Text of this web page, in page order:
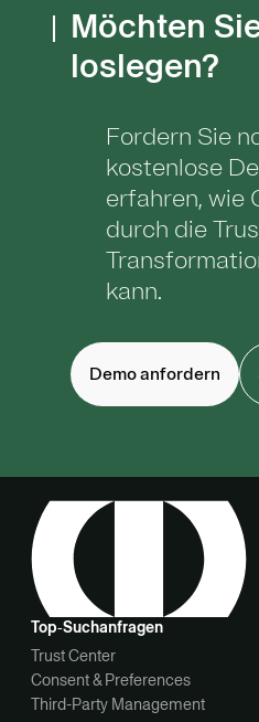
Möchten
loslegen?
Fordern Sie
kostenlose
erfahren, wie
durch die
kann.
Demo anfordern
Top‑Suchanfragen
Trust Center
Consent & Preferences
Third-Party Management